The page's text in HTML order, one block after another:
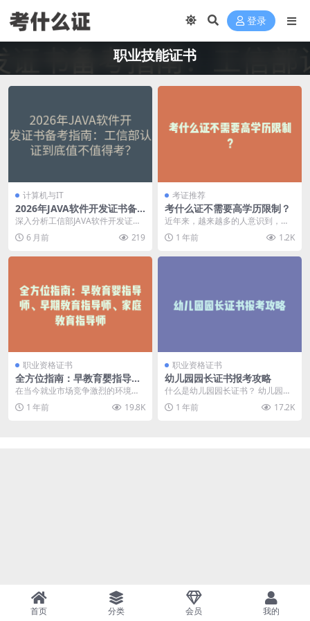
登录
职业技能证书
计算机与IT
2026年JAVA软件开发证书备
考指南：工信部认证到底值不
深入分析工信部JAVA软件开发证书
的真实价值，从考试内容、备考方
法到就业前景，帮...
6 月前 219
考证推荐
考什么证不需要高学历限制？
近年来，越来越多的人意识到，学
历不是唯一衡量个人能力的标准。
职场上的成就不仅仅依...
1 年前 1.2K
职业资格证书
全方位指南：早教育婴指导
师、早期教育指导师、家庭教
育指导师
在当今就业市场竞争激烈的环境
中，重新进入职场成为全职妈妈们
的迫切需求。为了帮助她...
1 年前 19.8K
职业资格证书
幼儿园园长证书报考攻略
什么是幼儿园园长证书？ 幼儿园园
长证书是一种国家认可的职业技能
证书，专门为从事幼...
1 年前 17.2K
首页 分类 会员 我的